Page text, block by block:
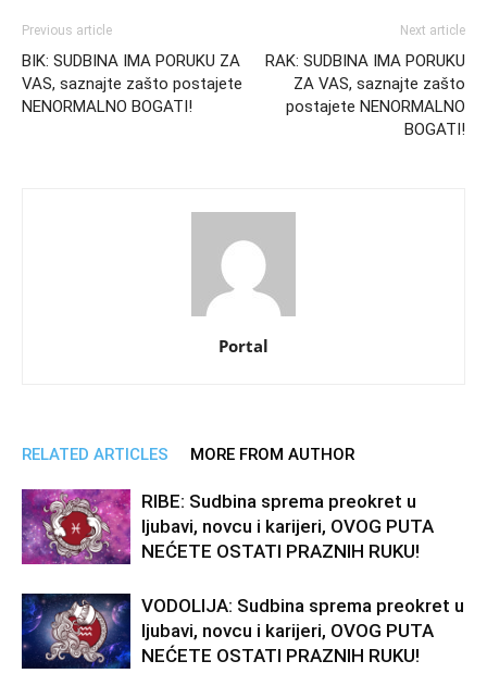
Previous article
BIK: SUDBINA IMA PORUKU ZA
VAS, saznajte zašto postajete
NENORMALNO BOGATI!
Next article
RAK: SUDBINA IMA PORUKU
ZA VAS, saznajte zašto
postajete NENORMALNO
BOGATI!
Portal
RELATED ARTICLES MORE FROM AUTHOR
RIBE: Sudbina sprema preokret u
ljubavi, novcu i karijeri, OVOG PUTA
NEĆETE OSTATI PRAZNIH RUKU!
VODOLIJA: Sudbina sprema preokret u
ljubavi, novcu i karijeri, OVOG PUTA
NEĆETE OSTATI PRAZNIH RUKU!